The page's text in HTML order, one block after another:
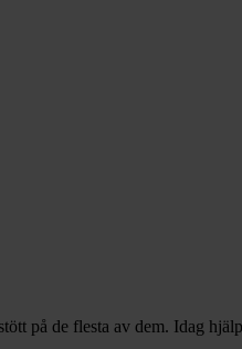
på de flesta av dem. Idag